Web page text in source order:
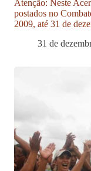
Atenção: Neste
postados no
2009, até 31 de
31 de